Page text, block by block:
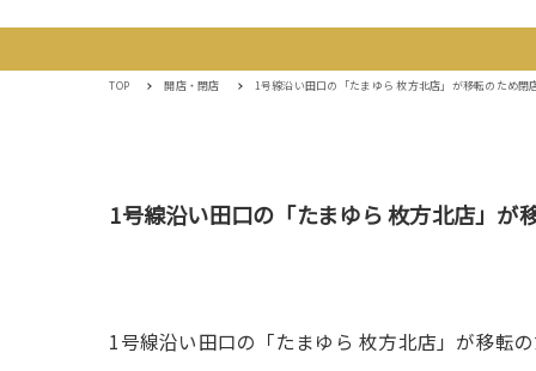
TOP 開店・閉店 1号線沿い田口の「たまゆら 枚方北店」が移転のため閉
1号線沿い田口の「たまゆら 枚方北店」が
1号線沿い田口の「たまゆら 枚方北店」が移転